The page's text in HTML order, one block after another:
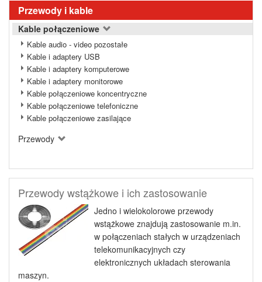
Przewody i kable
Kable połączeniowe
Kable audio - video pozostałe
Kable i adaptery USB
Kable i adaptery komputerowe
Kable i adaptery monitorowe
Kable połączeniowe koncentryczne
Kable połączeniowe telefoniczne
Kable połączeniowe zasilające
Przewody
Przewody wstążkowe i ich zastosowanie
Jedno i wielokolorowe przewody
wstążkowe znajdują zastosowanie m.in.
w połączeniach stałych w urządzeniach
telekomunikacyjnych czy
elektronicznych układach sterowania
maszyn.